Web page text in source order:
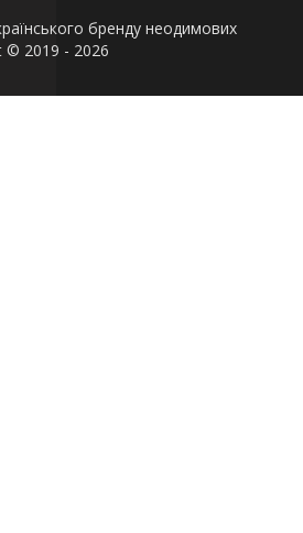
бренду неодимових
© 2019 - 2026